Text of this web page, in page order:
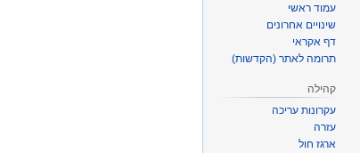
עמוד ראשי
שינויים אחרונים
דף אקראי
תרומה לאתר (הקדשות)
קהילה
עקרונות עריכה
עזרה
ארגז חול